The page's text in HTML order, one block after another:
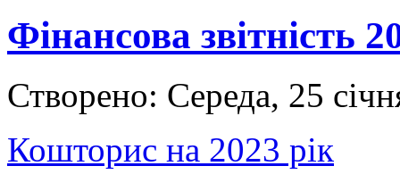
Фінансова звітність
Створено: Середа, 25
Кошторис на 2023 рік